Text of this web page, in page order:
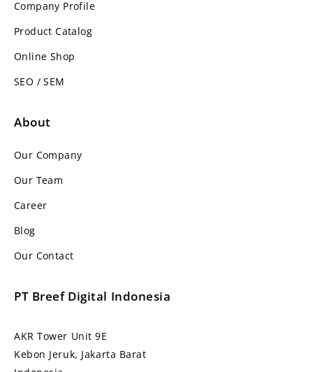
Company Profile
Product Catalog
Online Shop
SEO / SEM
About
Our Company
Our Team
Career
Blog
Our Contact
PT Breef Digital Indonesia
AKR Tower Unit 9E
Kebon Jeruk, Jakarta Barat